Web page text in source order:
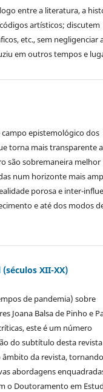
entre a literatura, a
artísticos; discutem
etc., sem negligenciar
em outros tempos e
epistemológico dos
torna mais transparente a
são sobremaneira melhor
num horizonte mais
porosa e inter-
e até dos modos
XII-XX)
de pandemia) sobre
Joana Balsa de Pinho e
este é um número
do subtítulo desta
âmbito da revista,
abordagens
o Doutoramento em